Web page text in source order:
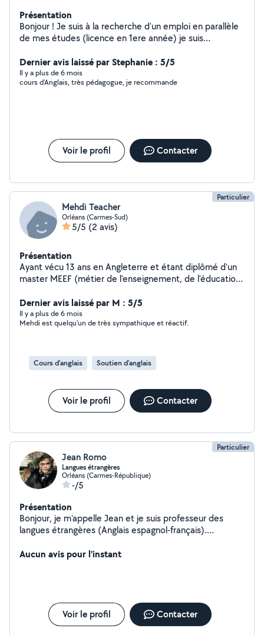
Présentation
Bonjour ! Je suis à la recherche d'un emploi en parallèle
de mes études (licence en 1ere année) je suis
ménage, promenades et gardes d'animaux et autres
tâches du quotidien !
Dernier avis laissé par Stephanie : 5/5
Il y a plus de 6 mois
cours d'Anglais, très pédagogue, je recommande
Voir le profil Contacter
Particulier
Mehdi Teacher
Orléans (Carmes-Sud)
5/5 (2 avis)
Présentation
Ayant vécu 13 ans en Angleterre et étant diplômé d'un
master MEEF (métier de l'enseignement, de l'éducation
soutien scolaire / aide aux devoirs à domicile ou en ligne
pour des élèves de primaire, collège et lycée. Cela
inclut également: - Méthodologie d'apprentissage et de
de temps (analyse de sujet de dissertation, études de
cas). Aussi, je propose des cours d'anglais personnalisés
anglais pour voyager, conversation courante et pratique
orale, grammaire et conjugaison, anglais professionnel
s'apprend pas, elle se pratique ! Tarifs: Soutiens
scolaire/ aide au devoirs: à définir Cours d'anglais: à
définir selon les besoins
Dernier avis laissé par M : 5/5
Il y a plus de 6 mois
Mehdi est quelqu'un de très sympathique et réactif.
Cours d'anglais Soutien d'anglais
Voir le profil Contacter
Particulier
Jean Romo
Langues étrangères
Orléans (Carmes-République)
-/5
Présentation
Bonjour, je m'appelle Jean et je suis professeur des
langues étrangères (Anglais espagnol-français).
enseigner d'une façon ludique et didactique.
Aucun avis pour l'instant
Voir le profil Contacter